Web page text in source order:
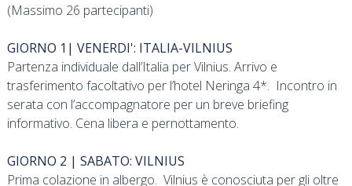
(Massimo 26 partecipanti)
GIORNO 1| VENERDI': ITALIA-VILNIUS
Partenza individuale dall’Italia per Vilnius. Arrivo e
trasferimento facoltativo per l’hotel Neringa 4*. Incontro in
serata con l’accompagnatore per un breve briefing
informativo. Cena libera e pernottamento.
GIORNO 2 | SABATO: VILNIUS
Prima colazione in albergo. Vilnius è conosciuta per gli oltre